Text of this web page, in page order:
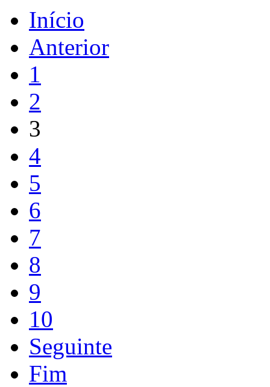
Início
Anterior
1
2
3
4
5
6
7
8
9
10
Seguinte
Fim